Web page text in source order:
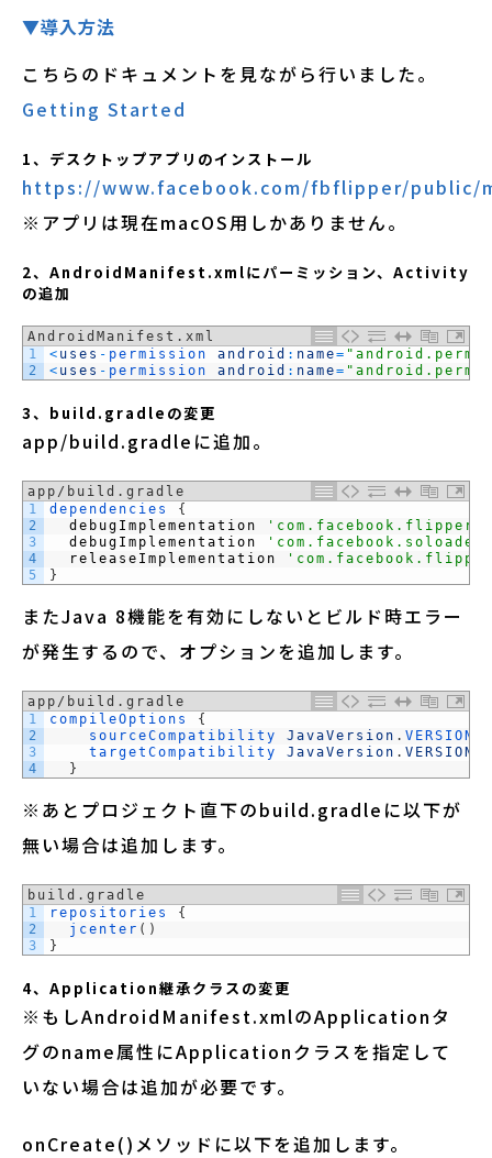
▼導入方法
こちらのドキュメントを見ながら行いました。
Getting Started
1、デスクトップアプリのインストール
https://www.facebook.com/fbflipper/public/
※アプリは現在macOS用しかありません。
2、AndroidManifest.xmlにパーミッション、Activity
の追加
AndroidManifest.xml
1
2
< uses - permission android : name=
< uses - permission android : name=
3、build.gradleの変更
app/build.gradleに追加。
app/build.gradle
1
2
3
4
5
dependencies
{
debugImplementation
debugImplementation
releaseImplementation
}
またJava 8機能を有効にしないとビルド時エラー
が発生するので、オプションを追加します。
app/build.gradle
1
2
3
4
compileOptions
{
sourceCompatibility JavaVersion .
targetCompatibility JavaVersion .
}
※あとプロジェクト直下のbuild.gradleに以下が
無い場合は追加します。
build.gradle
1
2
3
repositories
{
jcenter ( )
}
4、Application継承クラスの変更
※もしAndroidManifest.xmlのApplicationタ
グのname属性にApplicationクラスを指定して
いない場合は追加が必要です。
onCreate()メソッドに以下を追加します。